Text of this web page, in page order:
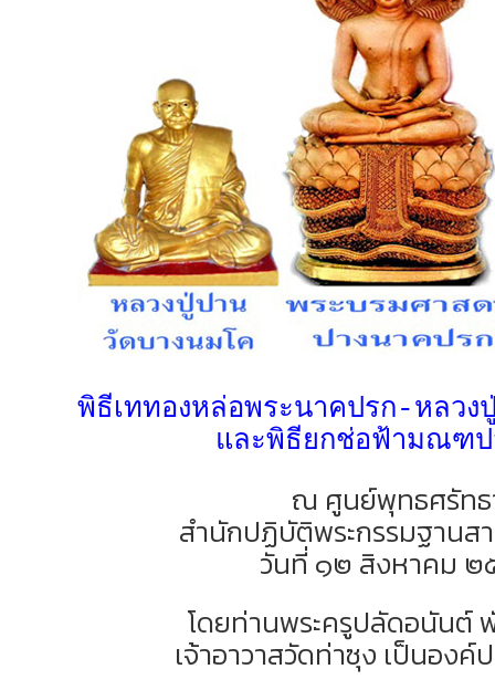
พิธีเททองหล่อพระนาคปรก-หลว
และพิธียกช่อฟ้ามณฑ
ณ ศูนย์พุทธศรัท
สำนักปฏิบัติพระกรรมฐานส
วันที่ ๑๒ สิงหาคม ๒
โดยท่านพระครูปลัดอนัน
เจ้าอาวาสวัดท่าซุง เป็นองค์